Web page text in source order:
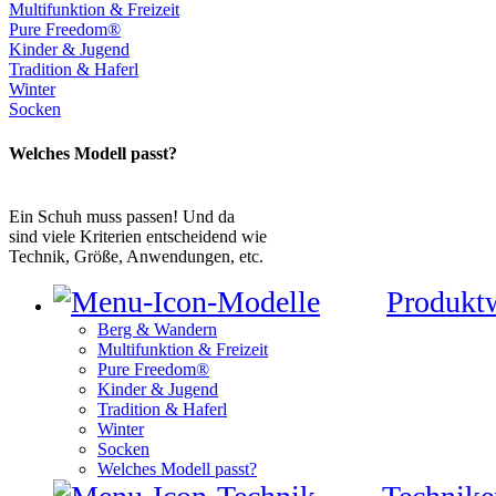
Multifunktion & Freizeit
Pure Freedom®
Kinder & Jugend
Tradition & Haferl
Winter
Socken
Welches Modell passt?
Ein Schuh muss passen! Und da
sind viele Kriterien entscheidend wie
Technik, Größe, Anwendungen, etc.
Berg & Wandern
Multifunktion & Freizeit
Pure Freedom®
Kinder & Jugend
Tradition & Haferl
Winter
Socken
Welches Modell passt?